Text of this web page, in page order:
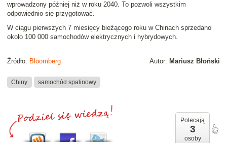
wprowadzony później niż w roku 2040. To pozwoli wszystkim
odpowiednio się przygotować.
W ciągu pierwszych 7 miesięcy bieżącego roku w Chinach sprzedano
około 100 000 samochodów elektrycznych i hybrydowych.
Autor: Mariusz Błoński
Źródło: Bloomberg
Chiny samochód spalinowy
Polecają
3
osoby